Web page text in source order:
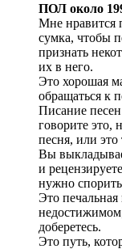
ПОЛ около
Мне нравится
сумка, чтобы
признать
их в него.
Это хорошая
обращаться к
Писание
говорите это,
песня, или это
Вы
и
нужно
Это печальная
доберетесь.
Это путь,